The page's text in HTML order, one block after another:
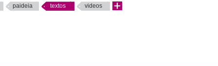
paideia textos videos